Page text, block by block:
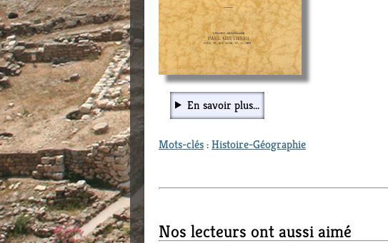
En savoir plus...
Mots-clés:Histoire-Géographie
Nos lecteurs ont aussi aimé